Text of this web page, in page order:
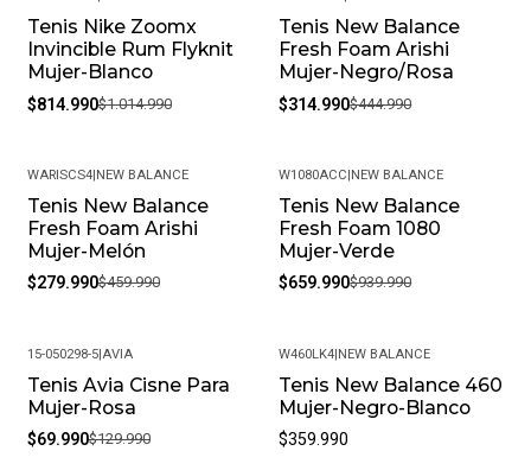
contáctanos y lo resolveremos.
¿Es posible cambiar la talla?
Claro, aceptamos cambios de talla siempre que el
producto esté en perfectas condiciones y con su empaque
¿Cuál es su política de devoluciones?
Si no estás satisfecho, contamos con una política de
devoluciones flexible. Queremos que tu experiencia de
compra sea completamente satisfactoria.
-20%
Tenis Nike Zoomx
Invincible Rum Flyknit
Mujer-Blanco
$814.990$1.014.990
-29%
Tenis New Balance
Fresh Foam Arishi
Mujer-Negro/Rosa
$314.990$444.990
-39%
WARISCS4| NEW BALANCE
Tenis New Balance
Fresh Foam Arishi
Mujer-Melón
$279.990$459.990
-30%
W1080ACC NEW BALANCE
Tenis New Balance
Fresh Foam 1080
Mujer-Verde
$659.990$939.990
-46%
15-050298-5| AVIA
Tenis Avia Cisne Para
Mujer-Rosa
$69.990$129.990
W460LK4 NEW BALANCE
Tenis New Balance 460
Mujer-Negro-Blanco
$359.990